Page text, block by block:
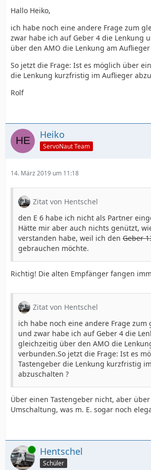
Hallo Heiko,
ich habe noch eine andere Frage zum
zwar habe ich auf Geber 4 die Lenkung
über den AMO die Lenkung am
So jetzt die Frage: Ist es möglich über
die Lenkung kurzfristig im Auflieger
Rolf
Heiko
ServoNaut Team
14. März 2019 um 11:18
Zitat von Hentschel
den E 6 habe ich nicht als Partner
Hätte mir aber auch nichts genützt,
verstanden habe, weil ich den Geber
gebrauchen möchte.
Richtig! Die alten Empfänger fangen
Zitat von Hentschel
ich habe noch eine andere Frage zum
und zwar habe ich auf Geber 4 die
gleichzeitig über den AMO die
verbunden.So jetzt die Frage: Ist es
Tastengeber die Lenkung kurzfristig
abzuschalten ?
Über einen Tastengeber nicht, aber
Umschaltung, was m. E. sogar noch
Online Hentschel
Schüler